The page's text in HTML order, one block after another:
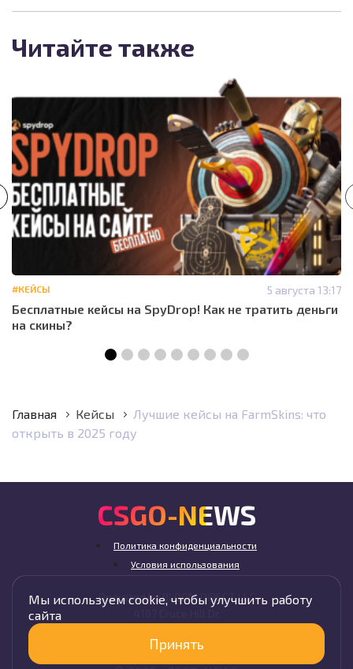
Читайте также
#КЕЙСЫ 5 августа 13:17
Бесплатные кейсы на SpyDrop! Как не тратить деньги
на скины?
Главная Кейсы
Лучшие кейсы на FarmSkins: что
открыть в 2025 году
CSGO-NEWS
Политика конфиденциальности
Условия использования
Operated by BLOOM DIRECT LLC
Мы используем cookie, чтобы улучшить работу
сайта
Принять